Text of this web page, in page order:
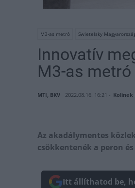
M3-as metró Swietelsky
Innovatív
M3-as
MTI, BKV 2022.08.16. 16:21 - Kolinek
Az akadálymentes
csökkentenék a peron
Itt állíthatod be,